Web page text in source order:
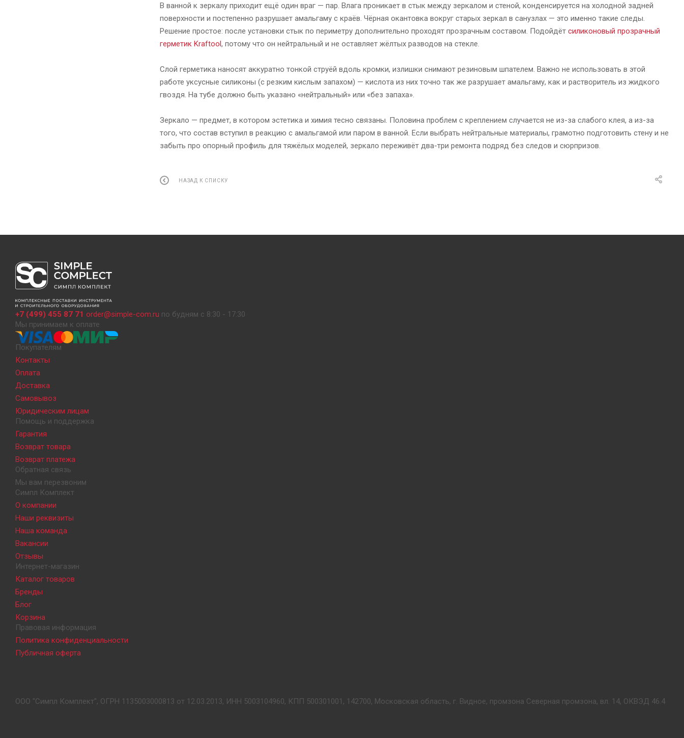
В ванной к зеркалу приходит ещё один враг — пар. Влага проникает в стык между зеркалом и стеной, конденсируется на холодной задней
поверхности и постепенно разрушает амальгаму с краёв. Чёрная окантовка вокруг старых зеркал в санузлах — это именно такие следы.
Решение простое: после установки стык по периметру дополнительно проходят прозрачным составом. Подойдёт силиконовый прозрачный
герметик Kraftool, потому что он нейтральный и не оставляет жёлтых разводов на стекле.
Слой герметика наносят аккуратно тонкой струёй вдоль кромки, излишки снимают резиновым шпателем. Важно не использовать в этой
работе уксусные силиконы (с резким кислым запахом) — кислота из них точно так же разрушает амальгаму, как и растворитель из жидкого
гвоздя. На тубе должно быть указано «нейтральный» или «без запаха».
Зеркало — предмет, в котором эстетика и химия тесно связаны. Половина проблем с креплением случается не из-за слабого клея, а из-за
того, что состав вступил в реакцию с амальгамой или паром в ванной. Если выбрать нейтральные материалы, грамотно подготовить стену и не
забыть про опорный профиль для тяжёлых моделей, зеркало переживёт два-три ремонта подряд без следов и сюрпризов.
НАЗАД К СПИСКУ
+7 (499) 455 87 71 order@simple-com.ru по будням с 8:30 - 17:30
Мы принимаем к оплате
Покупателям
Контакты
Оплата
Доставка
Самовывоз
Юридическим лицам
Помощь и поддержка
Гарантия
Возврат товара
Возврат платежа
Обратная связь
Мы вам перезвоним
Симпл Комплект
О компании
Наши реквизиты
Наша команда
Вакансии
Отзывы
Интернет-магазин
Каталог товаров
Бренды
Блог
Корзина
Правовая информация
Политика конфиденциальности
Публичная оферта
ООО "Симпл Комплект", ОГРН 1135003000813 от 12.03.2013, ИНН 5003104960, КПП 500301001, 142700, Московская область, г. Видное, промзона Северная промзона, вл. 14, ОКВЭД 46.4